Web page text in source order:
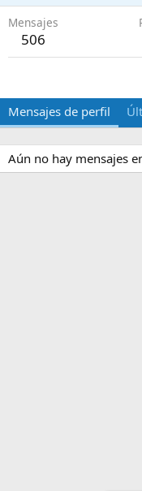
Mensajes
506
Mensajes de perfil
Aún no hay mensajes